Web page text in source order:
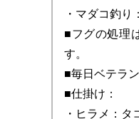
・マダコ釣り
■フグの処理
す。
■毎日ベテラ
■仕掛け：
・ヒラメ：